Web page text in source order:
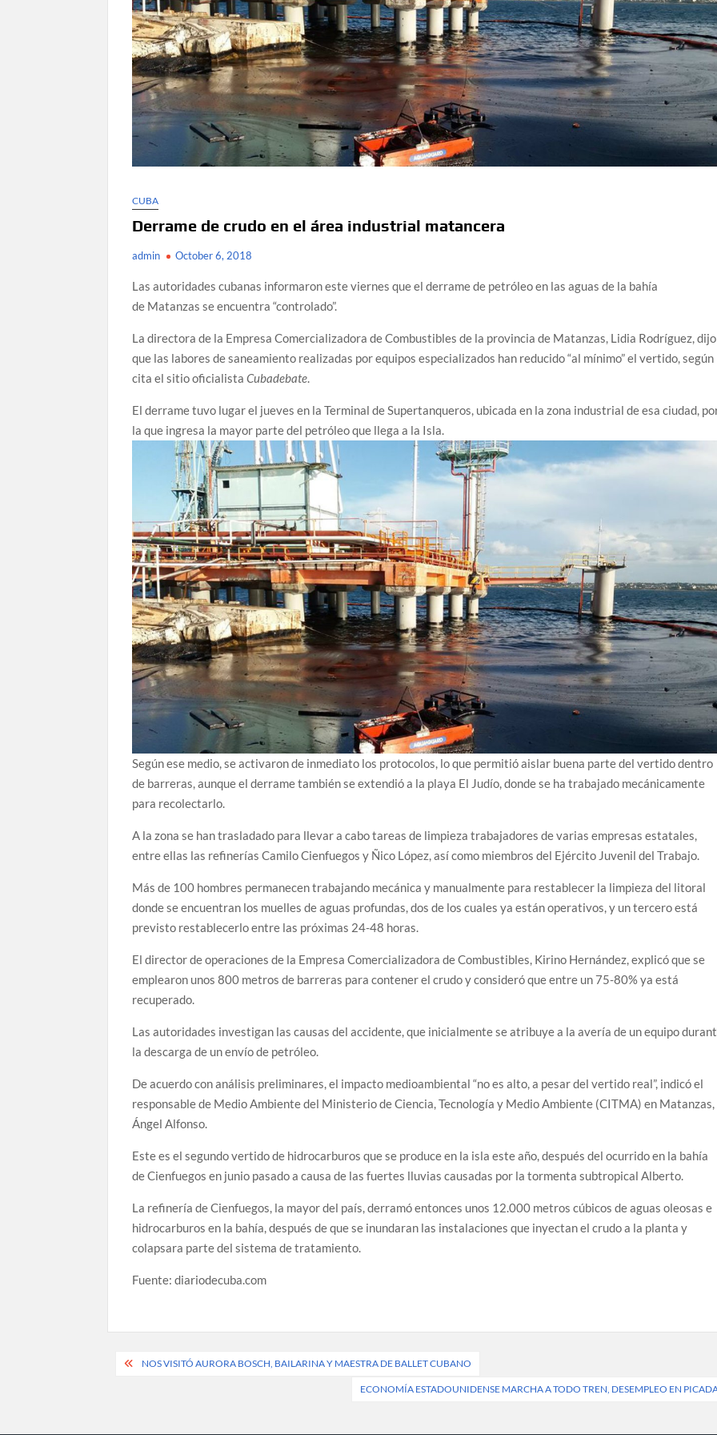
CUBA
Derrame de crudo en el área industrial matancera
admin October 6, 2018
Las autoridades cubanas informaron este viernes que el derrame de petróleo en las aguas de la bahía
de Matanzas se encuentra “controlado”.
La directora de la Empresa Comercializadora de Combustibles de la provincia de Matanzas, Lidia Rodríguez, dijo
que las labores de saneamiento realizadas por equipos especializados han reducido “al mínimo” el vertido, según
cita el sitio oficialistaCubadebate.
El derrame tuvo lugar el jueves en la Terminal de Supertanqueros, ubicada en la zona industrial de esa ciudad,
la que ingresa la mayor parte del petróleo que llega a la Isla.
Según ese medio, se activaron de inmediato los protocolos, lo que permitió aislar buena parte del vertido dentro
de barreras, aunque el derrame también se extendió a la playa El Judío, donde se ha trabajado mecánicamente
para recolectarlo.
A la zona se han trasladado para llevar a cabo tareas de limpieza trabajadores de varias empresas estatales,
entre ellas las refinerías Camilo Cienfuegos y Ñico López, así como miembros del Ejército Juvenil del Trabajo.
Más de 100 hombres permanecen trabajando mecánica y manualmente para restablecer la limpieza del litoral
donde se encuentran los muelles de aguas profundas, dos de los cuales ya están operativos, y un tercero está
previsto restablecerlo entre las próximas 24-48 horas.
El director de operaciones de la Empresa Comercializadora de Combustibles, Kirino Hernández, explicó que se
emplearon unos 800 metros de barreras para contener el crudo y consideró que entre un 75-80% ya está
recuperado.
Las autoridades investigan las causas del accidente, que inicialmente se atribuye a la avería de un equipo
la descarga de un envío de petróleo.
De acuerdo con análisis preliminares, el impacto medioambiental “no es alto, a pesar del vertido real”, indicó el
responsable de Medio Ambiente del Ministerio de Ciencia, Tecnología y Medio Ambiente (CITMA) en Matanzas,
Ángel Alfonso.
Este es el segundo vertido de hidrocarburos que se produce en la isla este año, después del ocurrido en la bahía
de Cienfuegos en junio pasado a causa de las fuertes lluvias causadas por la tormenta subtropical Alberto.
La refinería de Cienfuegos, la mayor del país, derramó entonces unos 12.000 metros cúbicos de aguas oleosas e
hidrocarburos en la bahía, después de que se inundaran las instalaciones que inyectan el crudo a la planta y
colapsara parte del sistema de tratamiento.
Fuente: diariodecuba.com
PostNOS VISITÓ AURORA BOSCH, BAILARINA Y MAESTRA DE BALLET CUBANO
ECONOMÍA ESTADOUNIDENSE MARCHA A TODO TREN, DESEMPLEO EN